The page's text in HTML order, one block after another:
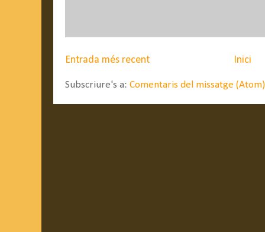
Entrada més recent Inici
Subscriure's a: Comentaris del missatge (Atom)